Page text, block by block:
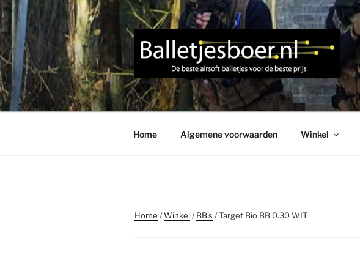
Ga
naar
de
inhoud
Home Algemene voorwaarden Winkel
Home /Winkel/BB's / Target Bio BB 0.30 WIT